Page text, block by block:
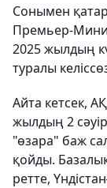
Сонымен
Премьер-
2025 жылдың
туралы
Айта кетсек,
жылдың 2
"өзара" баж
қойды.
ретте,